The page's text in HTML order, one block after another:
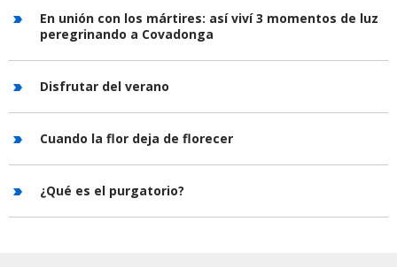
En unión con los mártires: así viví 3 momentos de luz
peregrinando a Covadonga
Disfrutar del verano
Cuando la flor deja de florecer
¿Qué es el purgatorio?